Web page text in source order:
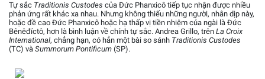
Tự sắc Traditionis Custodes của Đức Phanxicô tiếp tục nhận được nhiều
phản ứng rất khác xa nhau. Nhưng không thiếu những người, nhân dịp này,
hoặc đề cao Đức Phanxicô hoặc hạ thấp vị tiền nhiệm của ngài là Đức
Bênêđíctô, hơn là bình luận về chính tự sắc. Andrea Grillo, trên La Croix
International, chẳng hạn, có hẳn một bài so sánh Traditionis Custodes
(TC) và Summorum Pontificum (SP).